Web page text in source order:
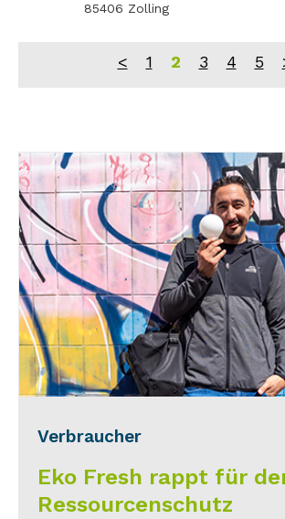
85406 Zolling
< 1 2 3 4 5
Verbraucher
Eko Fresh rappt für
Ressourcenschutz